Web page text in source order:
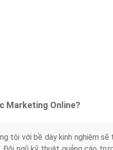
Marketing Online?
tôi với bề dày kinh nghiệm